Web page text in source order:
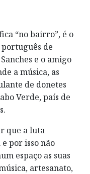
“no bairro”, é o
de
e o amigo
a música, as
de donetes
Verde, país de
que a luta
por isso não
espaço as suas
artesanato,